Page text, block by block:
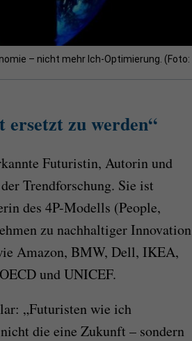
– nicht mehr Ich-Optimierung. (Foto:
zu werden“
Futuristin, Autorin und
Trendforschung. Sie ist
des 4P-Modells (People,
zu nachhaltiger Innovation
Amazon, BMW, Dell, IKEA,
und UNICEF.
„Futuristen wie ich
die eine Zukunft – sondern